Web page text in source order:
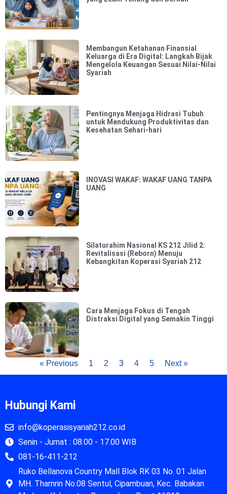
Membangun Ketahanan Finansial
Keluarga di Era Digital: Langkah Bijak
Mengelola Keuangan Sesuai Nilai-Nilai
Syariah
Pentingnya Menjaga Hidrasi Tubuh
untuk Mendukung Produktivitas dan
Kesehatan Sehari-hari
INOVASI WAKAF: WAKAF UANG TANPA
UANG
Silaturahim Nasional KS 212 Jilid 2:
Revitalisasi (Reborn) Menuju
Kebangkitan Koperasi Syariah 212
Cara Menjaga Fokus di Tengah
Distraksi Digital yang Semakin Tinggi
« Previous 1 2 3 4 5 Next »
Hubungi Kami
info@koperasisyariah212.co.id
Senin - Jumat : 08.00 - 17.00 WIB
081-16-411-212
Ruko Bellanova Country Mall Blok RK 03 No. 01 Jalan
MH. Thamrin No.08 Sentul, Cipambuan, Kec. Babakan